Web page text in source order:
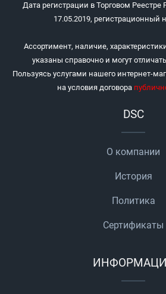
Дата регистрации в Торговом Реестре
17.05.2019, регистрационный
Ассортимент, наличие,
указаны справочно и могут
Пользуясь услугами нашего интернет-
на условия договора
DSC
О компании
История
Политика
Сертификаты